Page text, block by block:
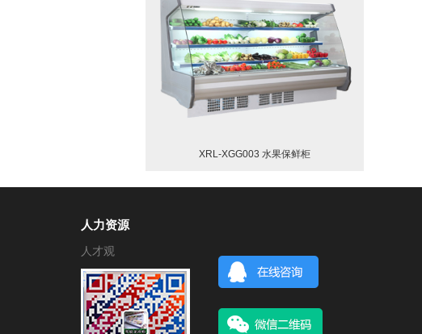
XRL-XGG003 水果保鲜柜
人力资源
人才观